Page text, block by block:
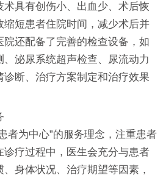
具有创伤小、出血少、术后恢
缩短患者住院时间，减少术后并
还配备了完善的检查设备，如
泌尿系统超声检查、尿流动力
断、治疗方案制定和治疗效果
者为中心”的服务理念，注重患者
诊疗过程中，医生会充分与患者
身体状况、治疗期望等因素，